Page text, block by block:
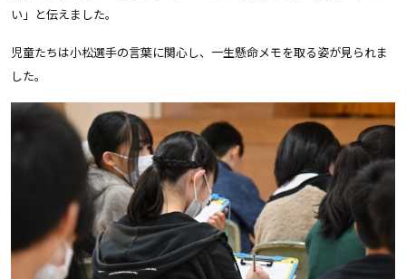
い」と伝えました。
児童たちは小松選手の言葉に関心し、一生懸命メモを取る姿が見られま
した。